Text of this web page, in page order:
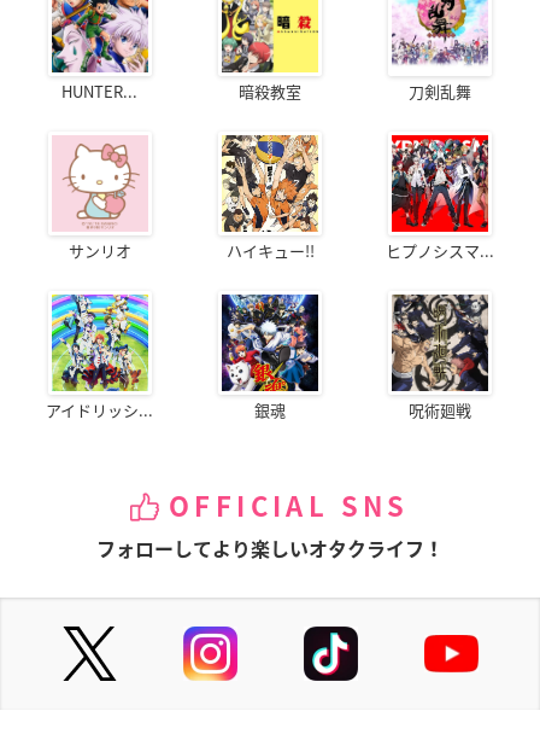
HUNTER... 暗殺教室 刀剣乱舞
サンリオ ハイキュー!! ヒプノシスマ...
アイドリッシ... 銀魂 呪術廻戦
OFFICIAL SNS
フォローしてより楽しいオタクライフ！